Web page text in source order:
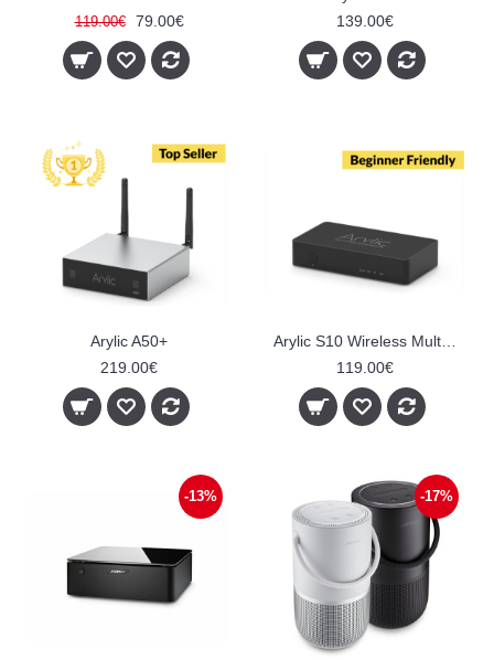
119.00€ 79.00€
139.00€
Arylic A50+
219.00€
119.00€
-13% -17%